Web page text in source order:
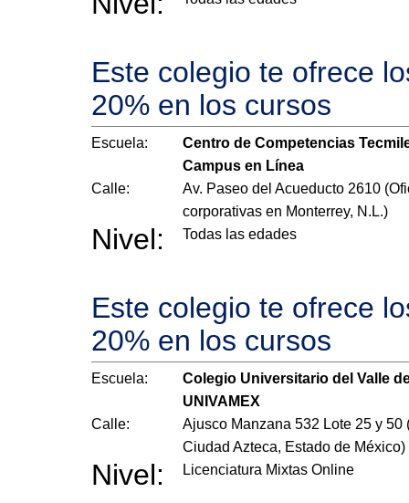
Este colegio te ofrece
20% en los cursos
Escuela:
Centro de Competencias
Campus en Línea
Calle:
Av. Paseo del Acueducto 2610
corporativas en Monterrey, N.L.)
Nivel: Todas las edades
Este colegio te ofrece
20% en los cursos
Escuela:
Colegio Universitario del Valle
UNIVAMEX
Calle:
Ajusco Manzana 532 Lote 25 y 50
Ciudad Azteca, Estado de México)
Nivel: Licenciatura Mixtas Online